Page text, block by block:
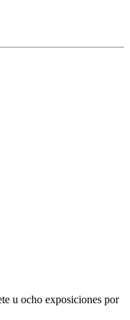
u ocho exposiciones por